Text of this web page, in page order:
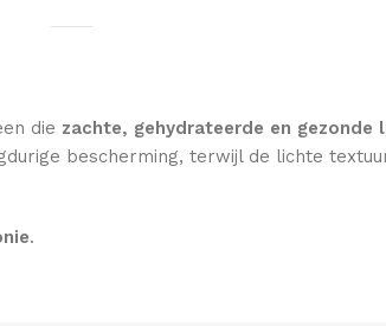
die zachte, gehydrateerde en gezonde
bescherming, terwijl de lichte
.